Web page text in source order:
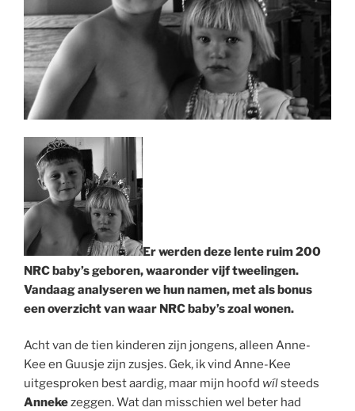
Er werden deze lente ruim 200
NRC baby’s geboren, waaronder vijf tweelingen.
Vandaag analyseren we hun namen, met als bonus
een overzicht van waar NRC baby’s zoal wonen.
Acht van de tien kinderen zijn jongens, alleen Anne-
Kee en Guusje zijn zusjes. Gek, ik vind Anne-Kee
uitgesproken best aardig, maar mijn hoofd wílsteeds
Annekezeggen. Wat dan misschien wel beter had